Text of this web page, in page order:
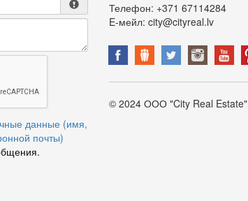
данные (имя,
почты)
Телефон: +371 67114284
E-мейл: city@cityreal.lv
© 2024 ООО "City Real Estate"